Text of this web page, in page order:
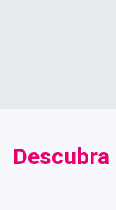
Descubra